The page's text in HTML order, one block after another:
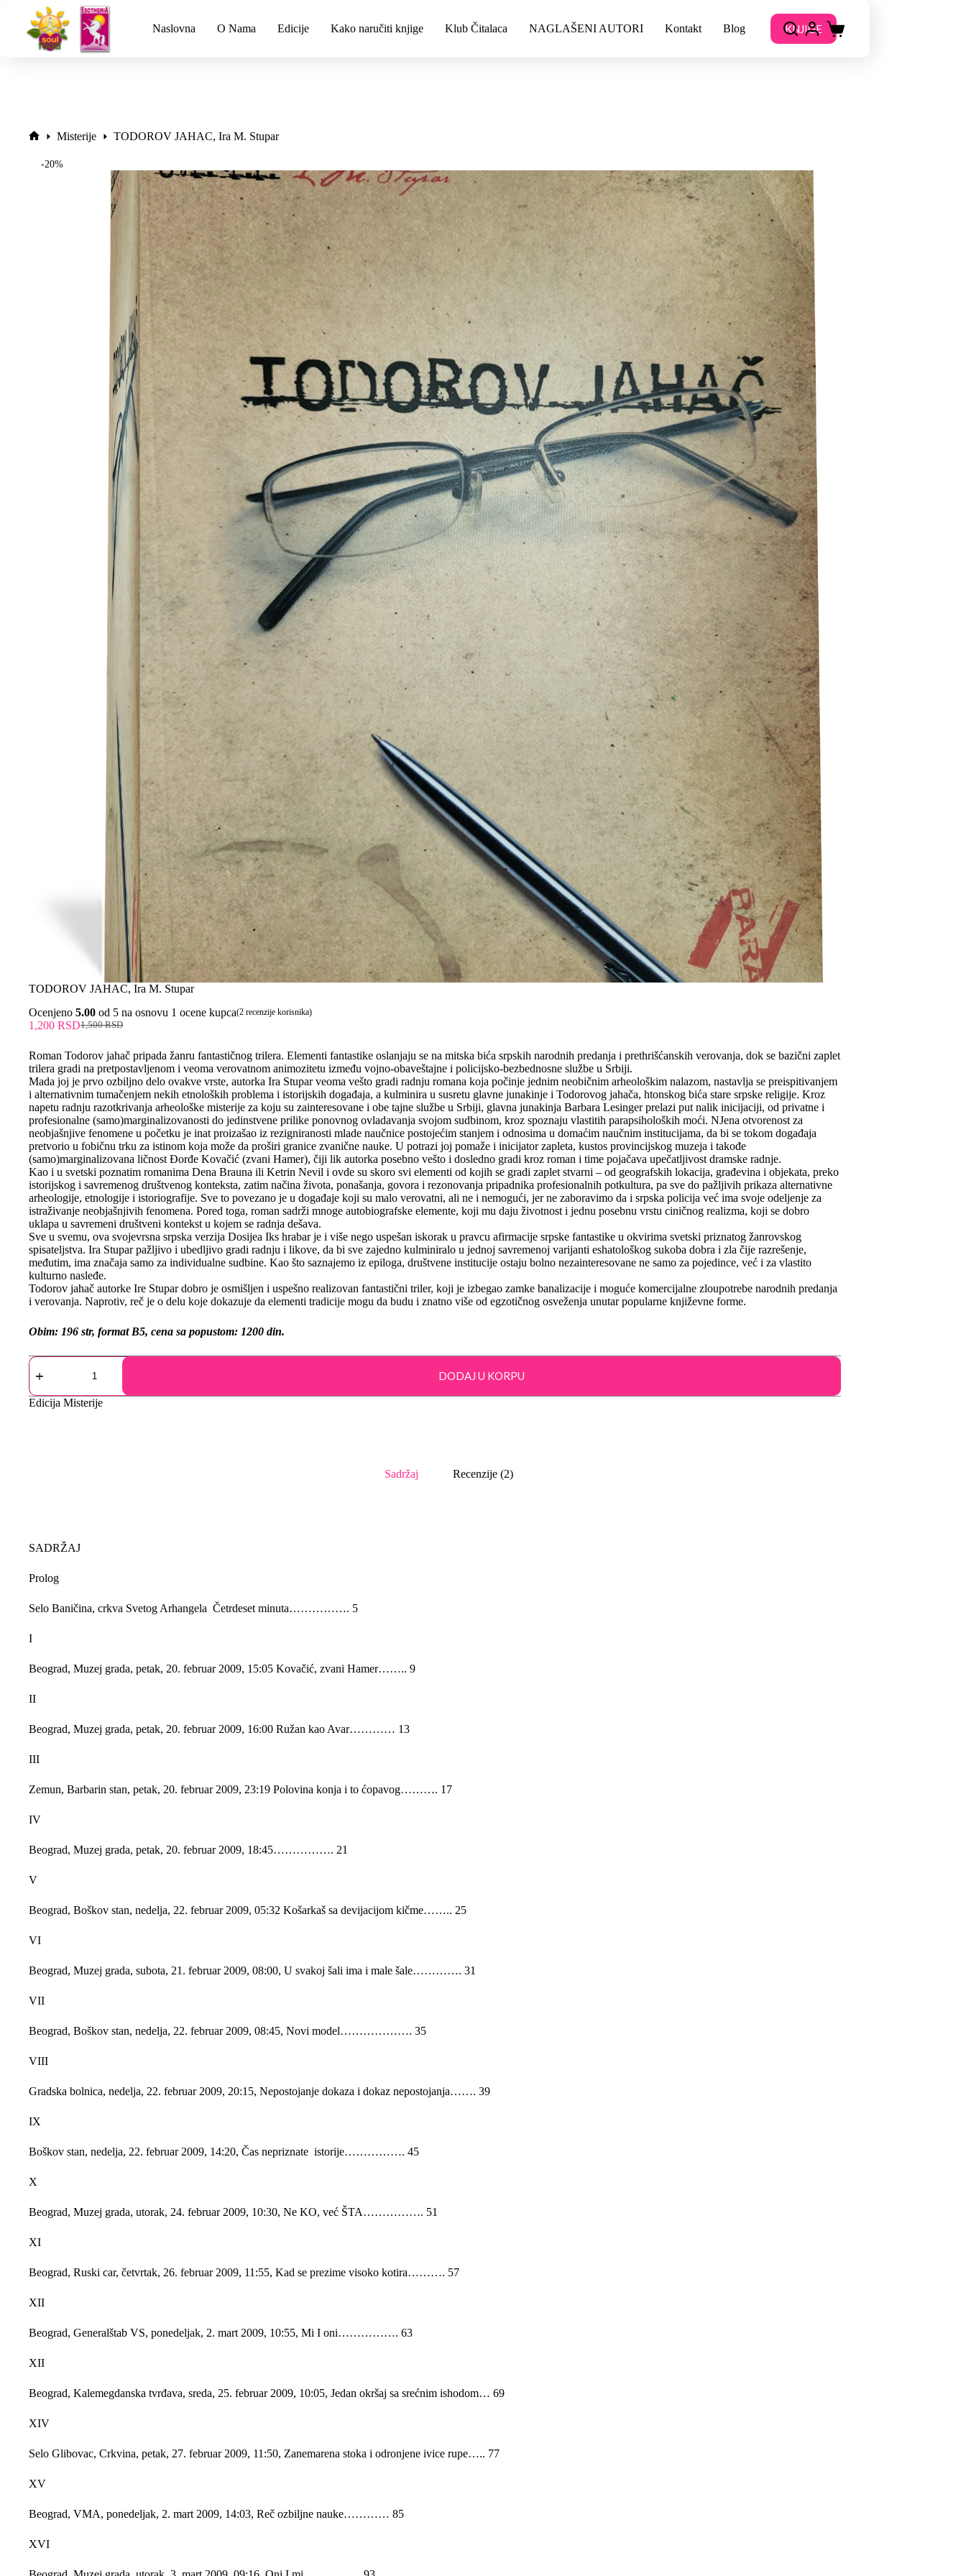
Naslovna O Nama Edicije Kako naručiti knjige Klub Čitalaca NAGLAŠENI AUTORI Kontakt Blog KNJIGE
Misterije TODOROV JAHAC, Ira M. Stupar
-20%
TODOROV JAHAC, Ira M. Stupar
Ocenjeno 5.00 od 5 na osnovu 1 ocene kupca(2 recenzije korisnika)
1,500RSD
1,200 RSD
Roman Todorov jahač pripada žanru fantastičnog trilera. Elementi fantastike oslanjaju se na mitska bića srpskih narodnih predanja i prethrišćanskih verovanja, dok se bazični zaplet
trilera gradi na pretpostavljenom i veoma verovatnom animozitetu između vojno-obaveštajne i policijsko-bezbednosne službe u Srbiji.
Mada joj je prvo ozbiljno delo ovakve vrste, autorka Ira Stupar veoma vešto gradi radnju romana koja počinje jednim neobičnim arheološkim nalazom, nastavlja se preispitivanjem
i alternativnim tumačenjem nekih etnoloških problema i istorijskih događaja, a kulminira u susretu glavne junakinje i Todorovog jahača, htonskog bića stare srpske religije. Kroz
napetu radnju razotkrivanja arheološke misterije za koju su zainteresovane i obe tajne službe u Srbiji, glavna junakinja Barbara Lesinger prelazi put nalik inicijaciji, od privatne i
profesionalne (samo)marginalizovanosti do jedinstvene prilike ponovnog ovladavanja svojom sudbinom, kroz spoznaju vlastitih parapsiholoških moći. NJena otvorenost za
neobjašnjive fenomene u početku je inat proizašao iz rezigniranosti mlade naučnice postojećim stanjem i odnosima u domaćim naučnim institucijama, da bi se tokom događaja
pretvorio u fobičnu trku za istinom koja može da proširi granice zvanične nauke. U potrazi joj pomaže i inicijator zapleta, kustos provincijskog muzeja i takođe
(samo)marginalizovana ličnost Đorđe Kovačić (zvani Hamer), čiji lik autorka posebno vešto i dosledno gradi kroz roman i time pojačava upečatljivost dramske radnje.
Kao i u svetski poznatim romanima Dena Brauna ili Ketrin Nevil i ovde su skoro svi elementi od kojih se gradi zaplet stvarni – od geografskih lokacija, građevina i objekata, preko
istorijskog i savremenog društvenog konteksta, zatim načina života, ponašanja, govora i rezonovanja pripadnika profesionalnih potkultura, pa sve do pažljivih prikaza alternativne
arheologije, etnologije i istoriografije. Sve to povezano je u događaje koji su malo verovatni, ali ne i nemogući, jer ne zaboravimo da i srpska policija već ima svoje odeljenje za
istraživanje neobjašnjivih fenomena. Pored toga, roman sadrži mnoge autobiografske elemente, koji mu daju životnost i jednu posebnu vrstu ciničnog realizma, koji se dobro
uklapa u savremeni društveni kontekst u kojem se radnja dešava.
Sve u svemu, ova svojevrsna srpska verzija Dosijea Iks hrabar je i više nego uspešan iskorak u pravcu afirmacije srpske fantastike u okvirima svetski priznatog žanrovskog
spisateljstva. Ira Stupar pažljivo i ubedljivo gradi radnju i likove, da bi sve zajedno kulminiralo u jednoj savremenoj varijanti eshatološkog sukoba dobra i zla čije razrešenje,
međutim, ima značaja samo za individualne sudbine. Kao što saznajemo iz epiloga, društvene institucije ostaju bolno nezainteresovane ne samo za pojedince, već i za vlastito
kulturno nasleđe.
Todorov jahač autorke Ire Stupar dobro je osmišljen i uspešno realizovan fantastični triler, koji je izbegao zamke banalizacije i moguće komercijalne zloupotrebe narodnih predanja
i verovanja. Naprotiv, reč je o delu koje dokazuje da elementi tradicije mogu da budu i znatno više od egzotičnog osveženja unutar popularne književne forme.
Obim: 196 str, format B5, cena sa popustom: 1200 din.
DODAJ U KORPU
Edicija Misterije
Sadržaj Recenzije (2)
SADRŽAJ
Prolog
Selo Baničina, crkva Svetog Arhangela Četrdeset minuta……………. 5
I
Beograd, Muzej grada, petak, 20. februar 2009, 15:05 Kovačić, zvani Hamer…….. 9
II
Beograd, Muzej grada, petak, 20. februar 2009, 16:00 Ružan kao Avar………… 13
III
Zemun, Barbarin stan, petak, 20. februar 2009, 23:19 Polovina konja i to ćopavog………. 17
IV
Beograd, Muzej grada, petak, 20. februar 2009, 18:45……………. 21
V
Beograd, Boškov stan, nedelja, 22. februar 2009, 05:32 Košarkaš sa devijacijom kičme…….. 25
VI
Beograd, Muzej grada, subota, 21. februar 2009, 08:00, U svakoj šali ima i male šale…………. 31
VII
Beograd, Boškov stan, nedelja, 22. februar 2009, 08:45, Novi model………………. 35
VIII
Gradska bolnica, nedelja, 22. februar 2009, 20:15, Nepostojanje dokaza i dokaz nepostojanja……. 39
IX
Boškov stan, nedelja, 22. februar 2009, 14:20, Čas nepriznate istorije……………. 45
X
Beograd, Muzej grada, utorak, 24. februar 2009, 10:30, Ne KO, već ŠTA……………. 51
XI
Beograd, Ruski car, četvrtak, 26. februar 2009, 11:55, Kad se prezime visoko kotira………. 57
XII
Beograd, Generalštab VS, ponedeljak, 2. mart 2009, 10:55, Mi I oni……………. 63
XII
Beograd, Kalemegdanska tvrđava, sreda, 25. februar 2009, 10:05, Jedan okršaj sa srećnim ishodom… 69
XIV
Selo Glibovac, Crkvina, petak, 27. februar 2009, 11:50, Zanemarena stoka i odronjene ivice rupe….. 77
XV
Beograd, VMA, ponedeljak, 2. mart 2009, 14:03, Reč ozbiljne nauke………… 85
XVI